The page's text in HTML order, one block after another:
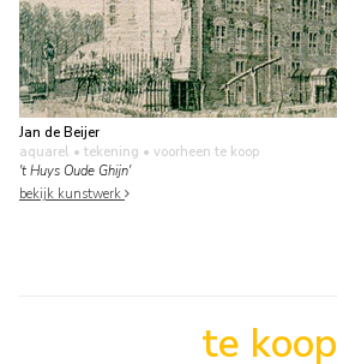
Jan de Beijer
aquarel • tekening • voorheen te koop
't Huys Oude Ghijn'
bekijk kunstwerk
te koop